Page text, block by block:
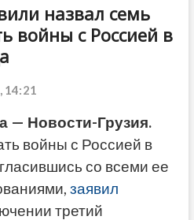
назвал семь
войны с Россией в
14:21
— Новости-Грузия.
войны с Россией в
со всеми ее
заявил
третий